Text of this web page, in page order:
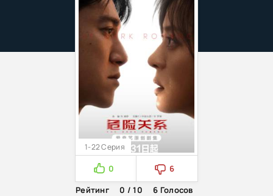
1-22 Серия
0
6
Рейтинг
0 / 10 6 Голосов